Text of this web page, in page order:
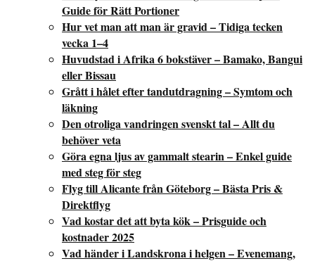
Guide för Rätt Portioner
Hur vet man att man är gravid – Tidiga tecken
vecka 1–4
Huvudstad i Afrika 6 bokstäver – Bamako, Bangui
eller Bissau
Grått i hålet efter tandutdragning – Symtom och
läkning
Den otroliga vandringen svenskt tal – Allt du
behöver veta
Göra egna ljus av gammalt stearin – Enkel guide
med steg för steg
Flyg till Alicante från Göteborg – Bästa Pris &
Direktflyg
Vad kostar det att byta kök – Prisguide och
kostnader 2025
Vad händer i Landskrona i helgen – Evenemang,